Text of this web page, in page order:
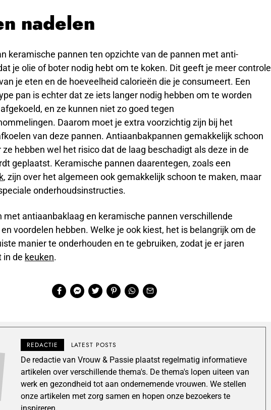
nadelen
keramische pannen ten opzichte van de pannen met anti-
je olie of boter nodig hebt om te koken. Dit geeft je meer controle
je eten en de hoeveelheid calorieën die je consumeert. Een
pan is echter dat ze iets langer nodig hebben om te worden
en ze kunnen niet zo goed tegen
Daarom moet je extra voorzichtig zijn bij het
van deze pannen. Antiaanbakpannen gemakkelijk schoon
hebben wel het risico dat de laag beschadigt als deze in de
geplaatst. Keramische pannen daarentegen, zoals een
, zijn over het algemeen ook gemakkelijk schoon te maken, maar
onderhoudsinstructies.
met antiaanbaklaag en keramische pannen verschillende
voordelen hebben. Welke je ook kiest, het is belangrijk om de
manier te onderhouden en te gebruiken, zodat je er jaren
in de keuken.
REDACTIE LATEST POSTS
De redactie van Vrouw & Passie plaatst regelmatig informatieve
artikelen over verschillende thema's. De thema's lopen uiteen van
werk en gezondheid tot aan ondernemende vrouwen. We stellen
onze artikelen met zorg samen en hopen onze bezoekers te